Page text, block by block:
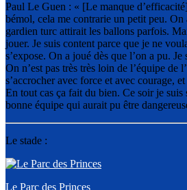
Paul Le Guen : « [Le manque
bémol, cela me contrarie un petit peu. On
gardien turc attirait les ballons parfois.
jouer. Je suis content parce que je ne
s’expose. On a joué dès que l’on a pu. Je
On n’est pas très très loin de l’équipe de
s’accrocher avec force et avec courage, et
En tout cas ça fait du bien. Ce soir je suis
bonne équipe qui aurait pu être
Le stade :
Le Parc des Princes